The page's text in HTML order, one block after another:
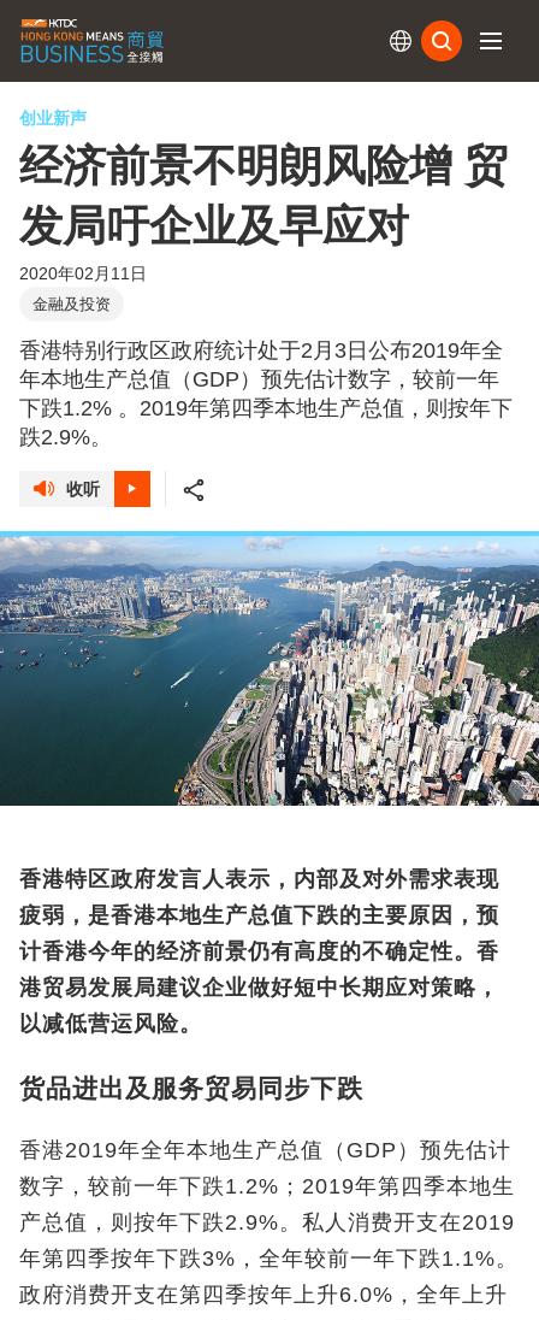
创业新声
经济前景不明朗风险增 贸
发局吁企业及早应对
2020年02月11日
金融及投资
香港特别行政区政府统计处于2月3日公布2019年全
年本地生产总值（GDP）预先估计数字，较前一年
下跌1.2% 。2019年第四季本地生产总值，则按年下
跌2.9%。
收听
香港特区政府发言人表示，内部及对外需求表现
疲弱，是香港本地生产总值下跌的主要原因，预
计香港今年的经济前景仍有高度的不确定性。香
港贸易发展局建议企业做好短中长期应对策略，
以减低营运风险。
货品进出及服务贸易同步下跌
香港2019年全年本地生产总值（GDP）预先估计
数字，较前一年下跌1.2%；2019年第四季本地生
产总值，则按年下跌2.9%。私人消费开支在2019
年第四季按年下跌3%，全年较前一年下跌1.1%。
政府消费开支在第四季按年上升6.0%，全年上升